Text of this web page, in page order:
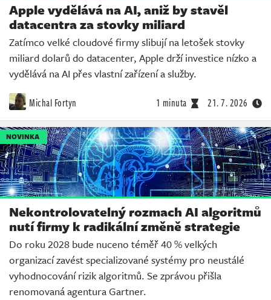
Apple vydělává na AI, aniž by stavěl
datacentra za stovky miliard
Zatímco velké cloudové firmy slibují na letošek stovky
miliard dolarů do datacenter, Apple drží investice nízko a
vydělává na AI přes vlastní zařízení a služby.
Michal Fortyn 1 minuta 21. 7. 2026
NOVINKA
Nekontrolovatelný rozmach AI algoritmů
nutí firmy k radikální změně strategie
Do roku 2028 bude nuceno téměř 40 % velkých
organizací zavést specializované systémy pro neustálé
vyhodnocování rizik algoritmů. Se zprávou přišla
renomovaná agentura Gartner.